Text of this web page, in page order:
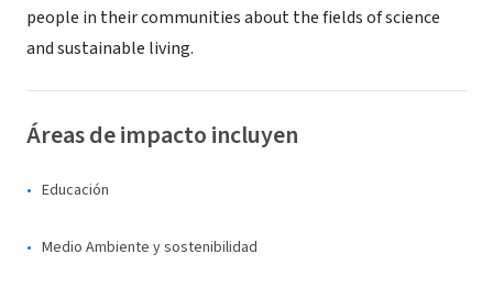
people in their communities about the fields of science
and sustainable living.
Áreas de impacto incluyen
Educación
Medio Ambiente y sostenibilidad